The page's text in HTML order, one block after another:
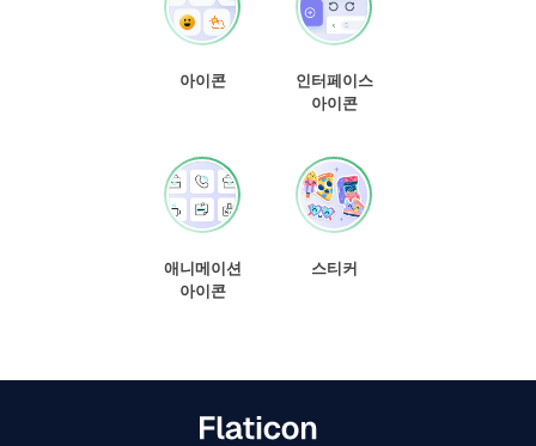
아이콘
인터페이스
아이콘
애니메이션
아이콘
스티커